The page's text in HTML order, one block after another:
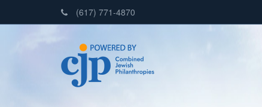
(617) 771-4870